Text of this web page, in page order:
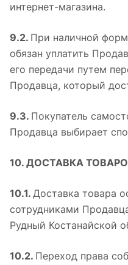
интернет-магазина.
9.2. При наличной
обязан уплатить
его передачи путем
Продавца, который
9.3. Покупатель
Продавца выбирает
10. ДОСТАВКА
10.1. Доставка товара
сотрудниками
Рудный Костанайской
10.2. Переход права